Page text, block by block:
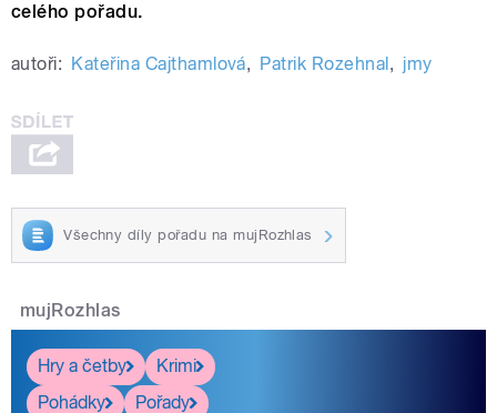
celého pořadu.
autoři: Kateřina Cajthamlová, Patrik Rozehnal, jmy
Všechny díly pořadu na mujRozhlas
mujRozhlas
Hry a četby
Krimi
Pohádky
Pořady